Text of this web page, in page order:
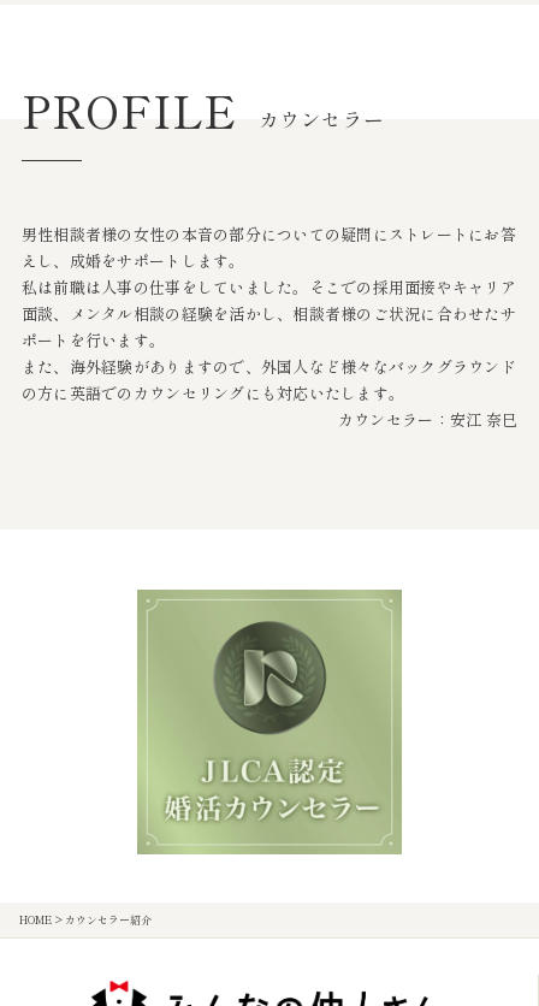
PROFILE カウンセラー
男性相談者様の女性の本音の部分についての疑問にストレートにお答
えし、成婚をサポートします。
私は前職は人事の仕事をしていました。そこでの採用面接やキャリア
面談、メンタル相談の経験を活かし、相談者様のご状況に合わせたサ
ポートを行います。
また、海外経験がありますので、外国人など様々なバックグラウンド
の方に英語でのカウンセリングにも対応いたします。
カウンセラー：安江 奈巳
HOME> カウンセラー紹介